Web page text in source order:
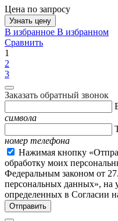
Цена по запросу
Узнать цену
В избранное В избранном
Сравнить
1
2
3
Заказать обратный звонок
символа
номер телефона
Нажимая кнопку
обработку моих
Федеральным законом от
персональных данных», на
определенных в Согласии